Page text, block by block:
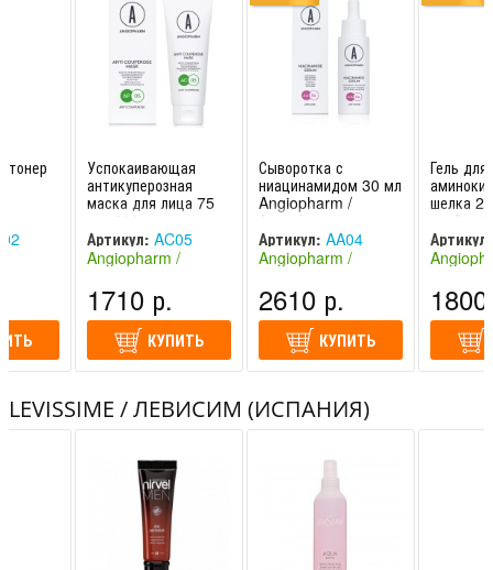
тонер
Успокаивающая
антикуперозная
маска для лица 75
Ангиофарм /
Angiopharm
Артикул: AC05
Angiopharm /
1710 р.
КУПИТЬ
Сыворотка с
ниацинамидом 30 мл
Angiopharm /
Ангиофарм
Артикул: AA04
Angiopharm /
2610 р.
КУПИТЬ
Гель
шелка
мл
Артикул:
LEVISSIME / ЛЕВИСИМ (ИСПАНИЯ)